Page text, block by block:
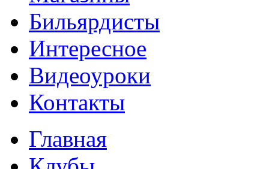
Бильярдисты
Интересное
Видеоуроки
Контакты
Главная